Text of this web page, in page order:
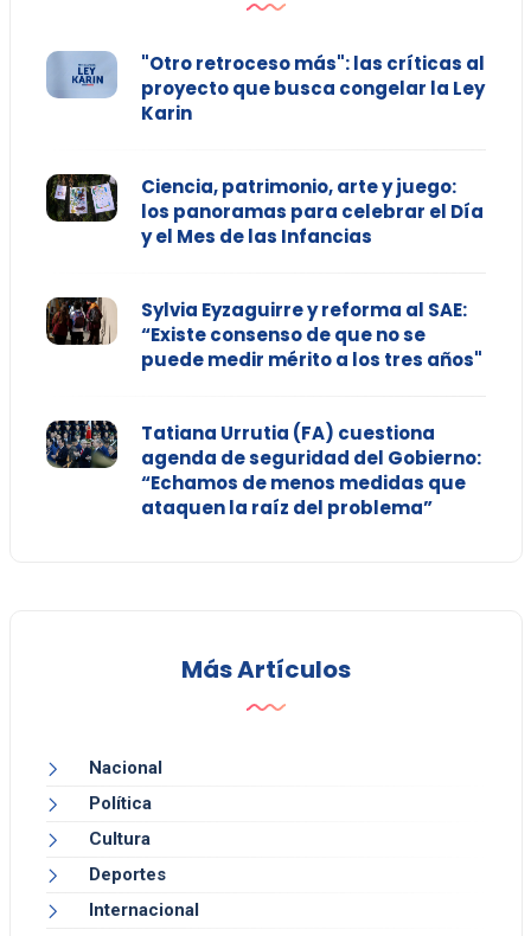
"Otro retroceso más": las críticas al
proyecto que busca congelar la Ley
Karin
Ciencia, patrimonio, arte y juego:
los panoramas para celebrar el Día
y el Mes de las Infancias
Sylvia Eyzaguirre y reforma al SAE:
“Existe consenso de que no se
puede medir mérito a los tres años"
Tatiana Urrutia (FA) cuestiona
agenda de seguridad del Gobierno:
“Echamos de menos medidas que
ataquen la raíz del problema”
Más Artículos
Nacional
Política
Cultura
Deportes
Internacional